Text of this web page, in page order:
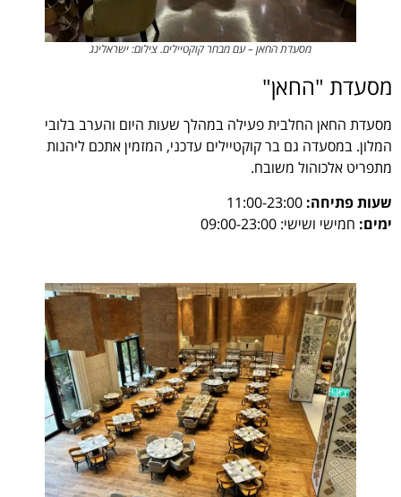
מסעדת החאן – עם מבחר קוקטיילים. צילום: ישראלינג
מסעדת "החאן"
מסעדת החאן החלבית פעילה במהלך שעות היום והערב בלובי
המלון. במסעדה גם בר קוקטיילים עדכני, המזמין אתכם ליהנות
מתפריט אלכוהול משובח.
שעות פתיחה: 11:00-23:00
ימים: חמישי ושישי: 09:00-23:00